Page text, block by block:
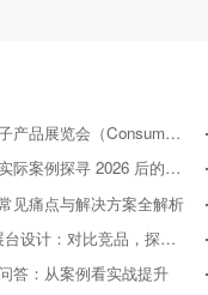
美国国际消费类电子产品展览会（Consumer Electronics Show，简称CES）
国外展台搭建：从实际案例探寻 2026 后的趋势方向
见痛点与解决方案全解析
2026 年中小企业展台设计：对比竞品，探寻高性价比之路
答：从案例看实战提升